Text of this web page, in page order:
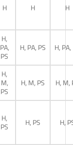
H H H
H,
PA,
PS
H, PA, PS H,
H,
M,
PS
H, M, PS H, M,
H,
PS
H, PS H,